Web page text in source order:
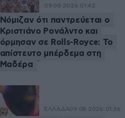
09·08·2026 01:42
Νόμιζαν ότι παντρεύεται ο
Κριστιάνο Ρονάλντο και
όρμησαν σε Rolls-Royce: Το
απίστευτο μπέρδεμα στη
Μαδέρα
ΕΛΛΑΔΑ09·08·2026 01:36